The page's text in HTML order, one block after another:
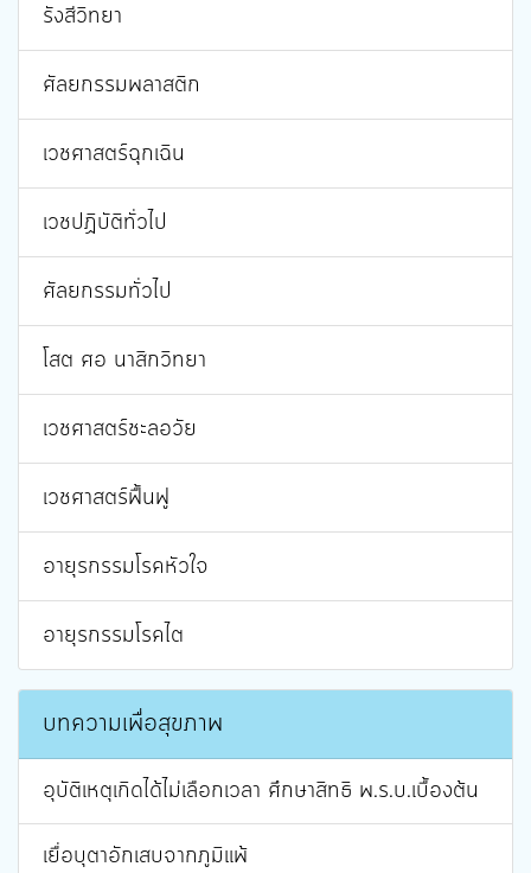
รังสีวิทยา
ศัลยกรรมพลาสติก
เวชศาสตร์ฉุกเฉิน
เวชปฏิบัติทั่วไป
ศัลยกรรมทั่วไป
โสต ศอ นาสิกวิทยา
เวชศาสตร์ชะลอวัย
เวชศาสตร์ฟื้นฟู
อายุรกรรมโรคหัวใจ
อายุรกรรมโรคไต
บทความเพื่อสุขภาพ
อุบัติเหตุเกิดได้ไม่เลือกเวลา ศึกษาสิทธิ พ.ร.บ.เบื้องต้น
เยื่อบุตาอักเสบจากภูมิแพ้